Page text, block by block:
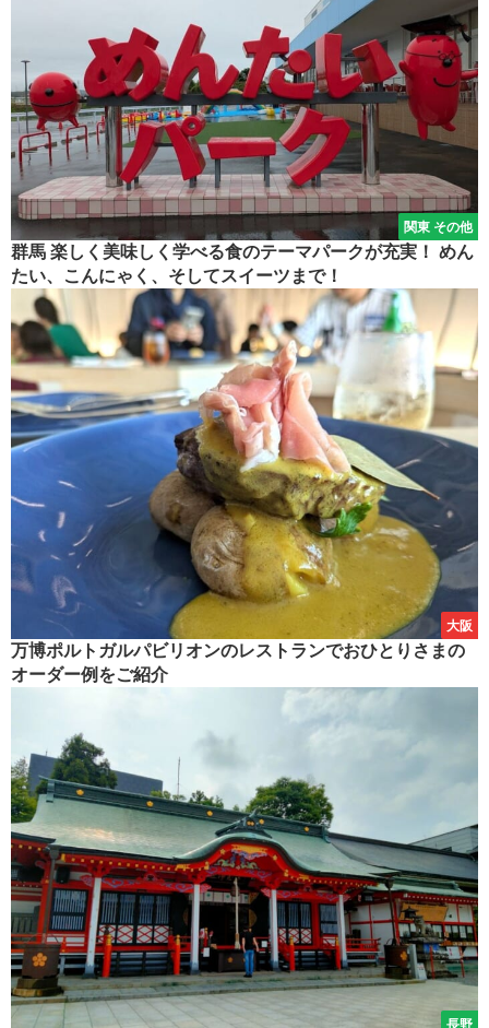
関東 その他
群馬 楽しく美味しく学べる食のテーマパークが充実！ めん
たい、こんにゃく、そしてスイーツまで！
大阪
万博ポルトガルパビリオンのレストランでおひとりさまの
オーダー例をご紹介
長野